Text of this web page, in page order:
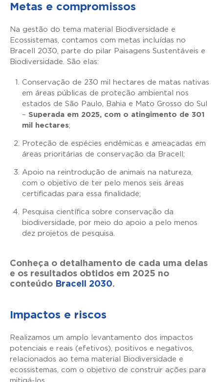
Metas e compromissos
Na gestão do tema material Biodiversidade e
Ecossistemas, contamos com metas incluídas no
Bracell 2030, parte do pilar Paisagens Sustentáveis e
Biodiversidade. São elas:
Conservação de 230 mil hectares de matas nativas
em áreas públicas de proteção ambiental nos
estados de São Paulo, Bahia e Mato Grosso do Sul
– Superada em 2025, com o atingimento de 301
mil hectares;
Proteção de espécies endêmicas e ameaçadas em
áreas prioritárias de conservação da Bracell;
Apoio na reintrodução de animais na natureza,
com o objetivo de ter pelo menos seis áreas
certificadas para essa finalidade;
Pesquisa científica sobre conservação da
biodiversidade, por meio do apoio a pelo menos
dez projetos de pesquisa.
Conheça o detalhamento de cada uma delas
e os resultados obtidos em 2025 no
conteúdo Bracell 2030.
Impactos e riscos
Realizamos um amplo levantamento dos impactos
potenciais e reais (efetivos), positivos e negativos,
relacionados ao tema material Biodiversidade e
ecossistemas, com o objetivo de construir ações para